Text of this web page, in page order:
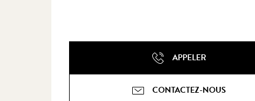
APPELER
CONTACTEZ-NOUS